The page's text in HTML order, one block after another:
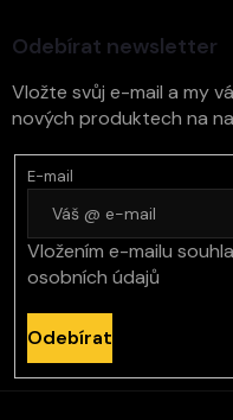
Odebírat newsletter
Vložte svůj e-mail a my
nových produktech na
E-mail
Vložením e-mailu
osobních údajů
Odebírat